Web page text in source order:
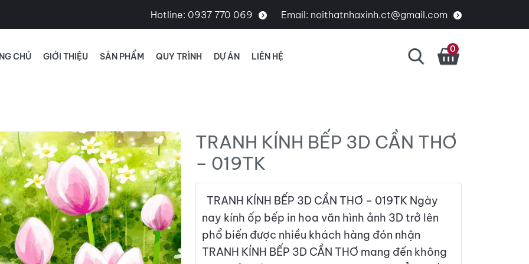
Hotline: 0937 770 069 Email: noithatnhaxinh.ct@gmail.com
CHỦ GIỚI THIỆU SẢN PHẨM QUY TRÌNH DỰ ÁN LIÊN HỆ
0
TRANH KÍNH BẾP 3D CẦN THƠ
– 019TK
TRANH KÍNH BẾP 3D CẦN THƠ – 019TK Ngày
nay kính ốp bếp in hoa văn hình ảnh 3D trở lên
phổ biến được nhiều khách hàng đón nhận
TRANH KÍNH BẾP 3D CẦN THƠ mang đến không